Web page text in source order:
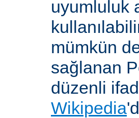
uyumluluk
mümkün
sağlanan
düzenli
Wikipedia